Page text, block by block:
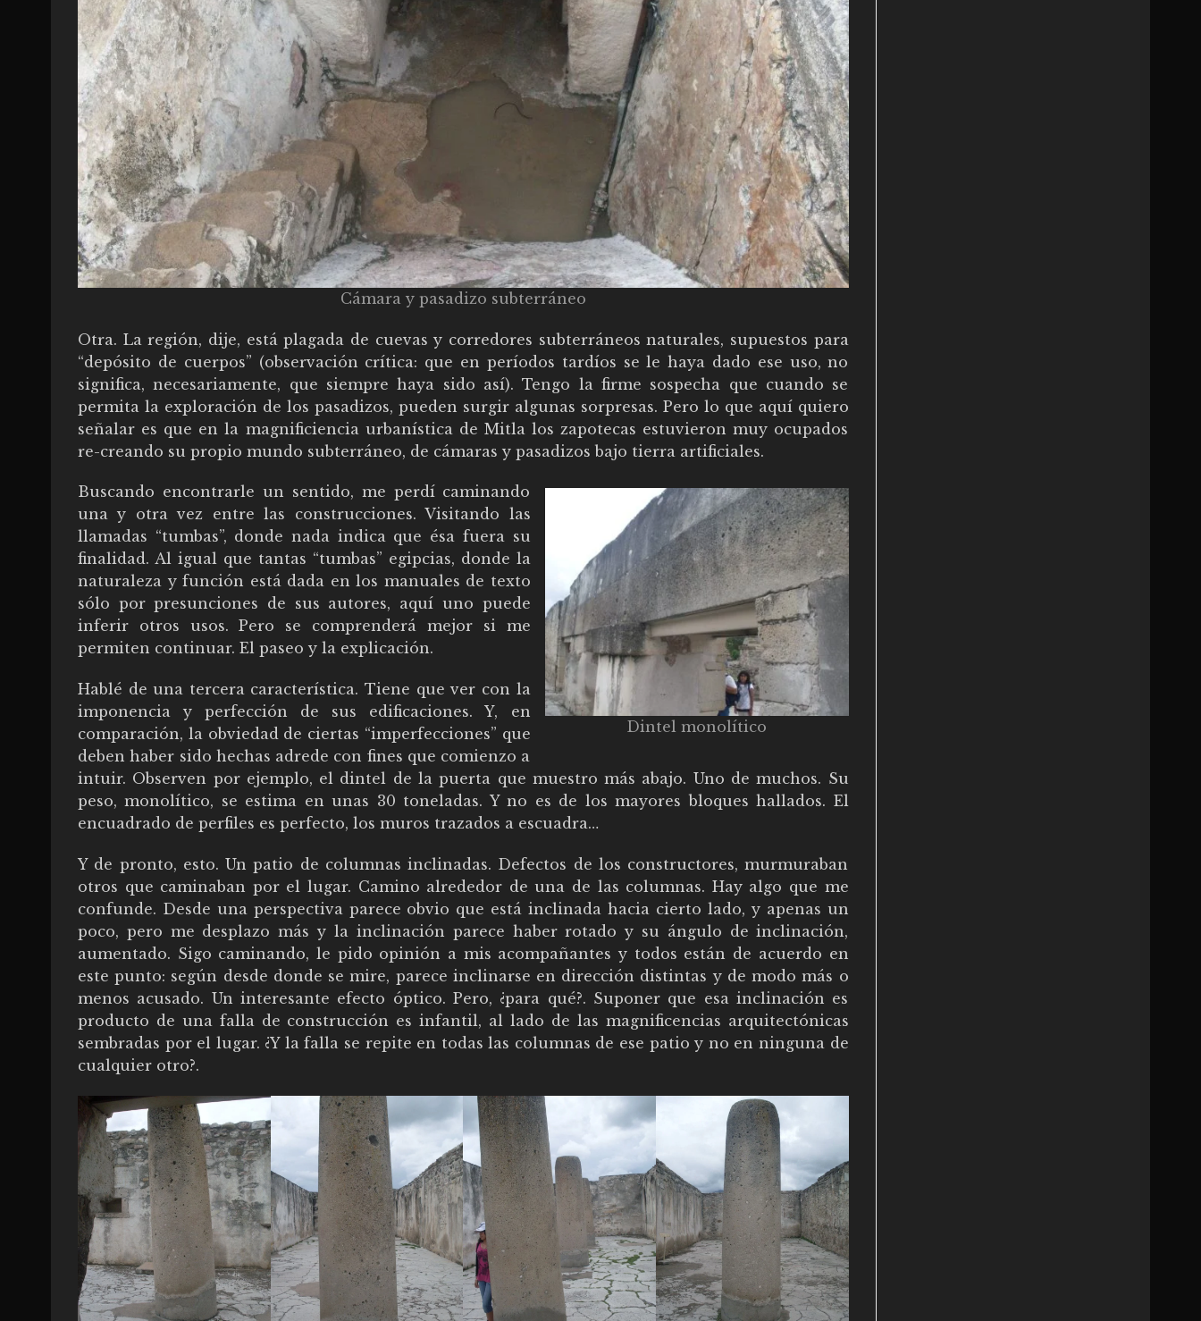
Cámara y pasadizo subterráneo
Otra. La región, dije, está plagada de cuevas y corredores subterráneos naturales, supuestos para
“depósito de cuerpos” (observación crítica: que en períodos tardíos se le haya dado ese uso, no
significa, necesariamente, que siempre haya sido así). Tengo la firme sospecha que cuando se
permita la exploración de los pasadizos, pueden surgir algunas sorpresas. Pero lo que aquí quiero
señalar es que en la magnificiencia urbanística de Mitla los zapotecas estuvieron muy ocupados
re-creando su propio mundo subterráneo, de cámaras y pasadizos bajo tierra artificiales.
Dintel monolítico
Buscando encontrarle un sentido, me perdí caminando
una y otra vez entre las construcciones. Visitando las
llamadas “tumbas”, donde nada indica que ésa fuera su
finalidad. Al igual que tantas “tumbas” egipcias, donde la
naturaleza y función está dada en los manuales de texto
sólo por presunciones de sus autores, aquí uno puede
inferir otros usos. Pero se comprenderá mejor si me
permiten continuar. El paseo y la explicación.
Hablé de una tercera característica. Tiene que ver con la
imponencia y perfección de sus edificaciones. Y, en
comparación, la obviedad de ciertas “imperfecciones” que
deben haber sido hechas adrede con fines que comienzo a
intuir. Observen por ejemplo, el dintel de la puerta que muestro más abajo. Uno de muchos. Su
peso, monolítico, se estima en unas 30 toneladas. Y no es de los mayores bloques hallados. El
encuadrado de perfiles es perfecto, los muros trazados a escuadra…
Y de pronto, esto. Un patio de columnas inclinadas. Defectos de los constructores, murmuraban
otros que caminaban por el lugar. Camino alrededor de una de las columnas. Hay algo que me
confunde. Desde una perspectiva parece obvio que está inclinada hacia cierto lado, y apenas un
poco, pero me desplazo más y la inclinación parece haber rotado y su ángulo de inclinación,
aumentado. Sigo caminando, le pido opinión a mis acompañantes y todos están de acuerdo en
este punto: según desde donde se mire, parece inclinarse en dirección distintas y de modo más o
menos acusado. Un interesante efecto óptico. Pero, ¿para qué?. Suponer que esa inclinación es
producto de una falla de construcción es infantil, al lado de las magnificencias arquitectónicas
sembradas por el lugar. ¿Y la falla se repite en todas las columnas de ese patio y no en ninguna de
cualquier otro?.